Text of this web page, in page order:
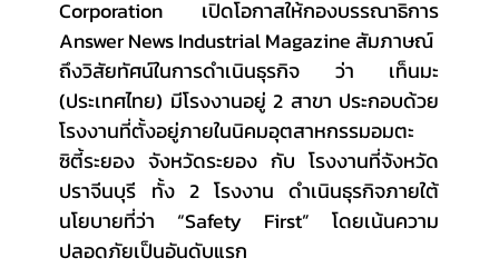
Corporation เปิดโอกาสให้กองบรรณาธิการ
Answer News Industrial Magazine สัมภาษณ์
ถึงวิสัยทัศน์ในการดำเนินธุรกิจ ว่า เท็นมะ
(ประเทศไทย) มีโรงงานอยู่ 2 สาขา ประกอบด้วย
โรงงานที่ตั้งอยู่ภายในนิคมอุตสาหกรรมอมตะ
ซิตี้ระยอง จังหวัดระยอง กับ โรงงานที่จังหวัด
ปราจีนบุรี ทั้ง 2 โรงงาน ดำเนินธุรกิจภายใต้
นโยบายที่ว่า “Safety First” โดยเน้นความ
ปลอดภัยเป็นอันดับแรก